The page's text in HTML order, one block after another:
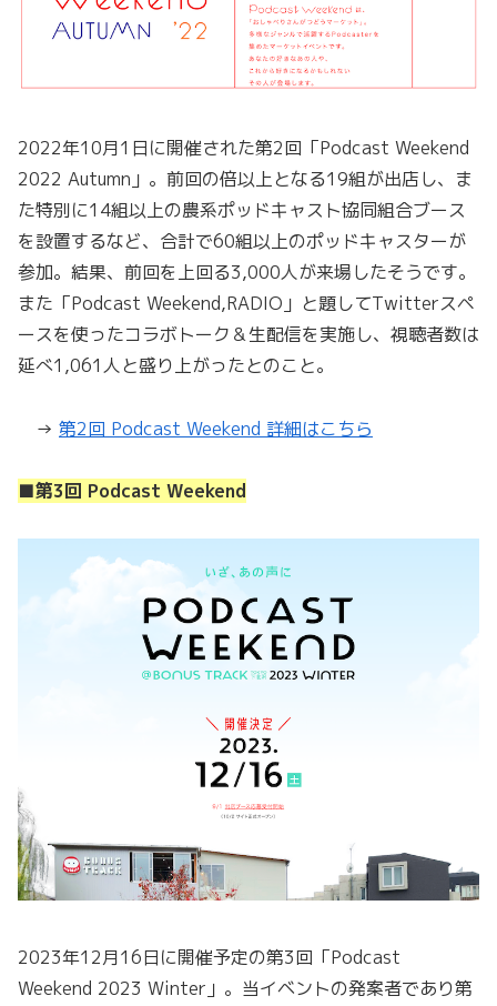
2022年10月1日に開催された第2回「Podcast Weekend
2022 Autumn」。前回の倍以上となる19組が出店し、ま
た特別に14組以上の農系ポッドキャスト協同組合ブース
を設置するなど、合計で60組以上のポッドキャスターが
参加。結果、前回を上回る3,000人が来場したそうです。
また「Podcast Weekend,RADIO」と題してTwitterスペ
ースを使ったコラボトーク＆生配信を実施し、視聴者数は
延べ1,061人と盛り上がったとのこと。
→ 第2回 Podcast Weekend 詳細はこちら
■第3回 Podcast Weekend
2023年12月16日に開催予定の第3回「Podcast
Weekend 2023 Winter」。当イベントの発案者であり第